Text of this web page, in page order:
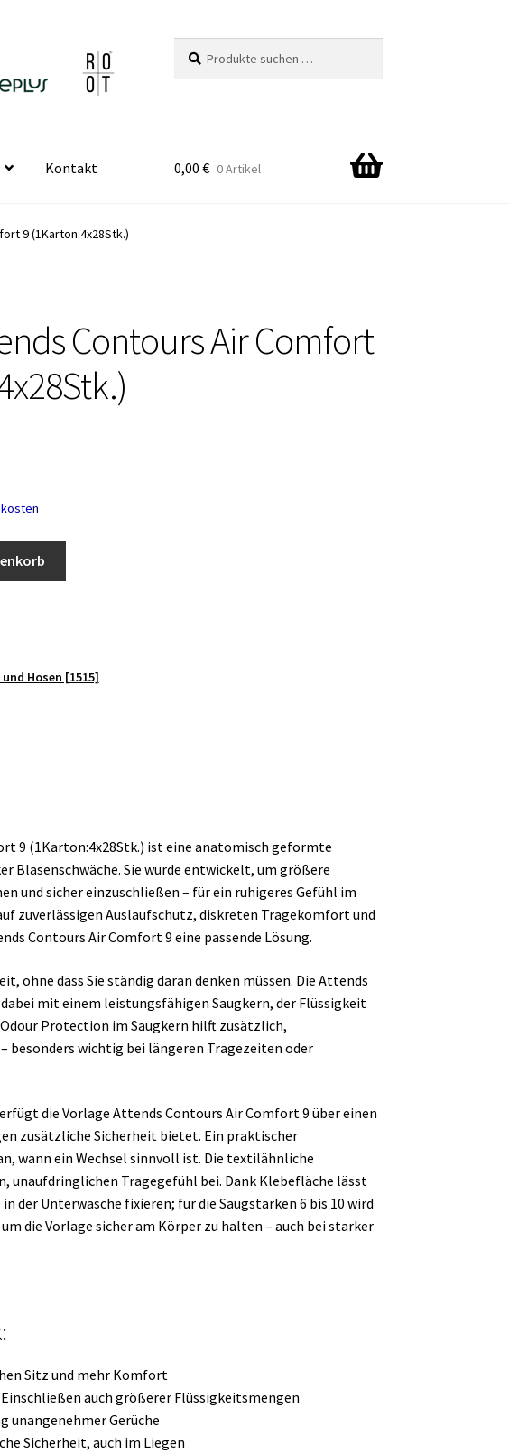
nach:
Kontakt 0,00 € 0 Artikel
9 (1Karton:4x28Stk.)
Contours Air Comfort
Hosen [1515]
9 (1Karton:4x28Stk.) ist eine anatomisch geformte
Blasenschwäche. Sie wurde entwickelt, um größere
und sicher einzuschließen – für ein ruhigeres Gefühl im
zuverlässigen Auslaufschutz, diskreten Tragekomfort und
Contours Air Comfort 9 eine passende Lösung.
ohne dass Sie ständig daran denken müssen. Die Attends
mit einem leistungsfähigen Saugkern, der Flüssigkeit
Protection im Saugkern hilft zusätzlich,
besonders wichtig bei längeren Tragezeiten oder
die Vorlage Attends Contours Air Comfort 9 über einen
zusätzliche Sicherheit bietet. Ein praktischer
wann ein Wechsel sinnvoll ist. Die textilähnliche
unaufdringlichen Tragegefühl bei. Dank Klebefläche lässt
der Unterwäsche fixieren; für die Saugstärken 6 bis 10 wird
die Vorlage sicher am Körper zu halten – auch bei starker
Sitz und mehr Komfort
auch größerer Flüssigkeitsmengen
unangenehmer Gerüche
Sicherheit, auch im Liegen